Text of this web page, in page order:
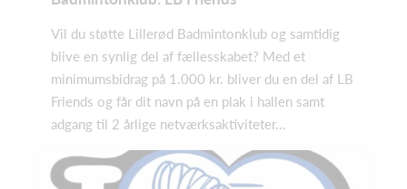
Vil du støtte Lillerød Badmintonklub og samtidig
blive en synlig del af fællesskabet? Med et
minimumsbidrag på 1.000 kr. bliver du en del af LB
Friends og får dit navn på en plak i hallen samt
adgang til 2 årlige netværksaktiviteter...